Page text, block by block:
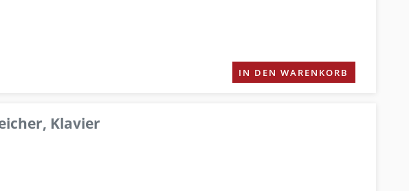
IN DEN WARENKORB
Klavier